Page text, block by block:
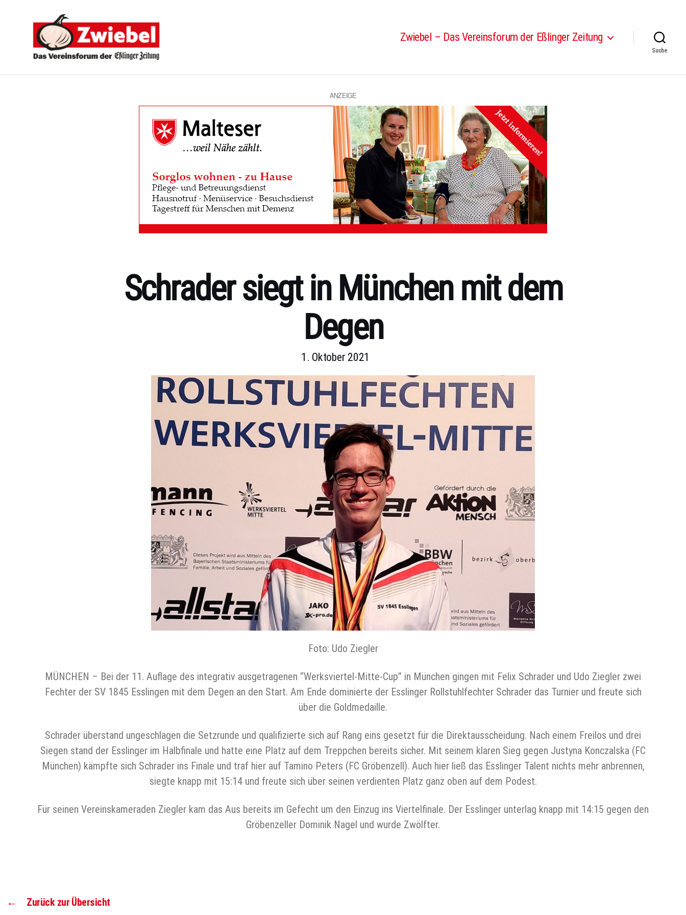
-
Zwiebel – Das Vereinsforum der Eßlinger Zeitung
Suche
ANZEIGE
Schrader siegt in München mit dem
Degen
1. Oktober 2021
Foto: Udo Ziegler
MÜNCHEN – Bei der 11. Auflage des integrativ ausgetragenen “Werksviertel-Mitte-Cup” in München gingen mit Felix Schrader und Udo Ziegler zwei
Fechter der SV 1845 Esslingen mit dem Degen an den Start. Am Ende dominierte der Esslinger Rollstuhlfechter Schrader das Turnier und freute sich
über die Goldmedaille.
Schrader überstand ungeschlagen die Setzrunde und qualifizierte sich auf Rang eins gesetzt für die Direktausscheidung. Nach einem Freilos und drei
Siegen stand der Esslinger im Halbfinale und hatte eine Platz auf dem Treppchen bereits sicher. Mit seinem klaren Sieg gegen Justyna Konczalska (FC
München) kämpfte sich Schrader ins Finale und traf hier auf Tamino Peters (FC Gröbenzell). Auch hier ließ das Esslinger Talent nichts mehr anbrennen,
siegte knapp mit 15:14 und freute sich über seinen verdienten Platz ganz oben auf dem Podest.
Für seinen Vereinskameraden Ziegler kam das Aus bereits im Gefecht um den Einzug ins Viertelfinale. Der Esslinger unterlag knapp mit 14:15 gegen den
Gröbenzeller Dominik Nagel und wurde Zwölfter.
← Zurück zur Übersicht